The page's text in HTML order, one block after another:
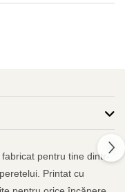
pentru tine dintr-
Printat cu